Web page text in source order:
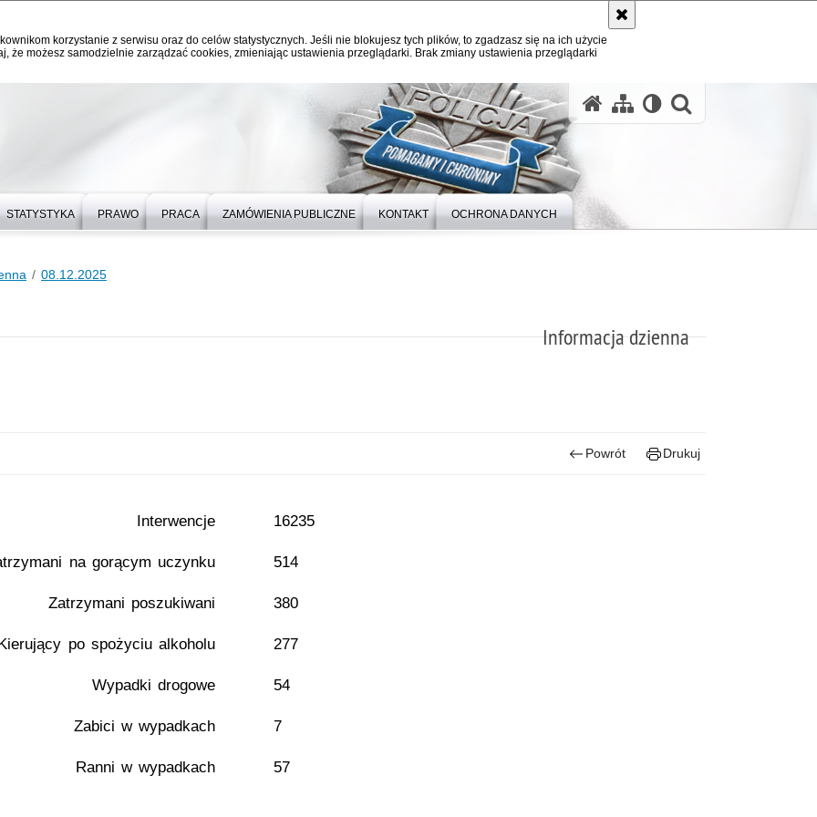
korzystanie z serwisu oraz do celów statystycznych. Jeśli nie blokujesz tych plików, to zgadzasz się na ich użycie
że możesz samodzielnie zarządzać cookies, zmieniając ustawienia przeglądarki. Brak zmiany ustawienia przeglądarki
STATYSTYKA PRAWO PRACA ZAMÓWIENIA PUBLICZNE KONTAKT OCHRONA DANYCH
08.12.2025
Informacja dzienna
Powrót Drukuj
Interwencje 16235
na gorącym uczynku 514
Zatrzymani poszukiwani 380
po spożyciu alkoholu 277
Wypadki drogowe 54
Zabici w wypadkach 7
Ranni w wypadkach 57